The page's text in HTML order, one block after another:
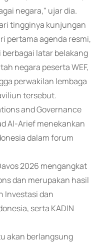
negara," ujar dia.
tingginya kunjungan
pertama agenda resmi,
latar belakang
negara peserta WEF,
perwakilan lembaga
tersebut.
and Governance
Al-Arief menekankan
dalam forum
2026 mengangkat
dan merupakan hasil
Investasi dan
serta KADIN
akan berlangsung